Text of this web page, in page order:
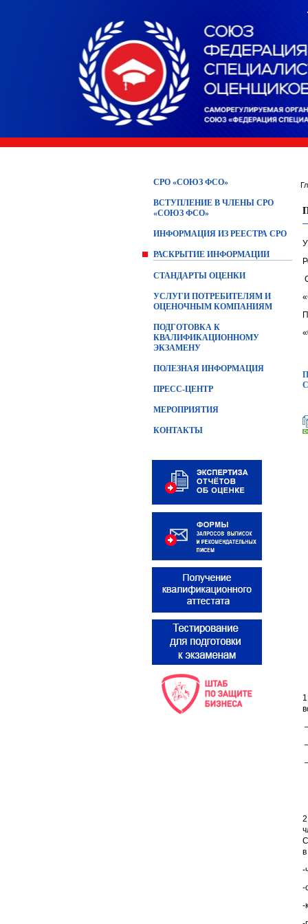
СРО «СОЮЗ ФСО»
ВСТУПЛЕНИЕ В ЧЛЕНЫ СРО
«СОЮЗ ФСО»
ИНФОРМАЦИЯ ИЗ РЕЕСТРА СРО
РАСКРЫТИЕ ИНФОРМАЦИИ
СТАНДАРТЫ ОЦЕНКИ
УСЛУГИ ПОТРЕБИТЕЛЯМ И
ОЦЕНОЧНЫМ КОМПАНИЯМ
ПОДГОТОВКА К
КВАЛИФИКАЦИОННОМУ
ЭКЗАМЕНУ
ПОЛЕЗНАЯ ИНФОРМАЦИЯ
ПРЕСС-ЦЕНТР
МЕРОПРИЯТИЯ
КОНТАКТЫ
-
-
-